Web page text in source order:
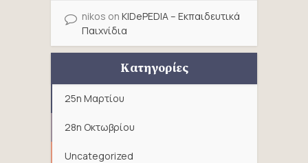
nikos on KIDePEDIA – Εκπαιδευτικά
Παιχνίδια
Κατηγορίες
25η Μαρτίου
28η Οκτωβρίου
Uncategorized